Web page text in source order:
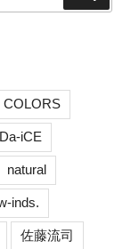
COLORS
Da-iCE
natural
inds.
佐藤流司